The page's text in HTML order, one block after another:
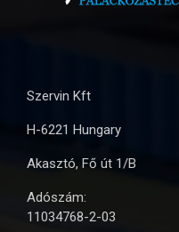
Szervin Kft
H-6221 Hungary
Akasztó, Fő út 1/B
Adószám:
11034768-2-03